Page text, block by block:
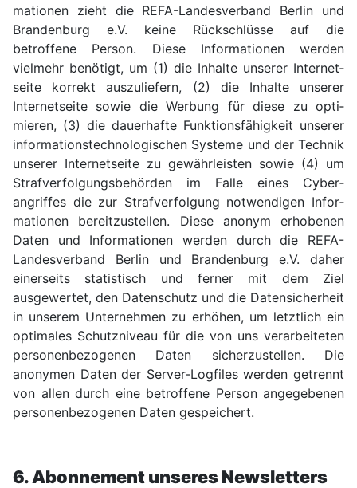
ma­tio­nen zieht die REFA-Landes­verband Berlin und
Branden­burg e.V. keine Rück­schlüsse auf die
betroffene Person. Diese In­for­ma­tio­nen werden
vielmehr benötigt, um (1) die Inhalte unserer Internet­
seite korrekt auszuliefern, (2) die Inhalte unserer
Internet­seite sowie die Werbung für diese zu opti­
mieren, (3) die dauerhafte Funktions­fähigkeit unserer
infor­mations­techno­logischen Systeme und der Technik
unserer Internet­seite zu gewähr­leisten sowie (4) um
Straf­verfolgungs­behörden im Falle eines Cyber­
angriffes die zur Straf­verfolgung not­wendigen In­for­
ma­tio­nen bereit­zu­stellen. Diese anonym erhobenen
Daten und In­for­ma­tio­nen werden durch die REFA-
Landes­verband Berlin und Branden­burg e.V. daher
einer­seits statistisch und ferner mit dem Ziel
ausgewertet, den Daten­schutz und die Daten­sicherheit
in unserem Unter­nehmen zu erhöhen, um letztlich ein
optimales Schutz­niveau für die von uns verar­beiteten
personen­bezogenen Daten sicher­zu­stellen. Die
anonymen Daten der Server-Logfiles werden getrennt
von allen durch eine betroffene Person angegebenen
personen­bezogenen Daten gespeichert.
6. Abonnement unseres News­letters